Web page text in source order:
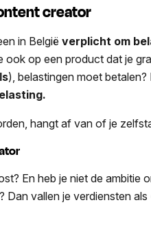
creator
in Belgiëverplicht om
ook op een product dat je
), belastingen moet
hangt af van of je
En heb je niet de ambitie
Dan vallen je verdiensten